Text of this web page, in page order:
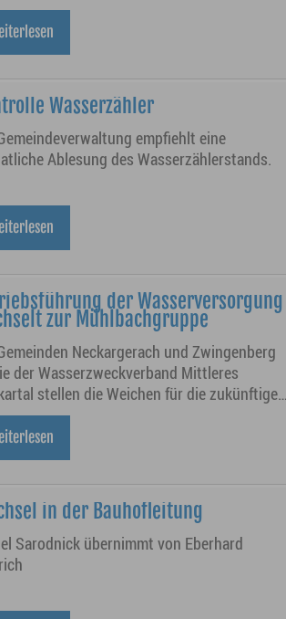
Wasserzähler
empfiehlt eine
Ablesung des Wasserzählerstands.
der Wasserversorgung
zur Mühlbachgruppe
Neckargerach und Zwingenberg
der Wasserzweckverband Mittleres
stellen die Weichen für die zukünftige
der Trinkwasserversorgung.
in der Bauhofleitung
Sarodnick übernimmt von Eberhard